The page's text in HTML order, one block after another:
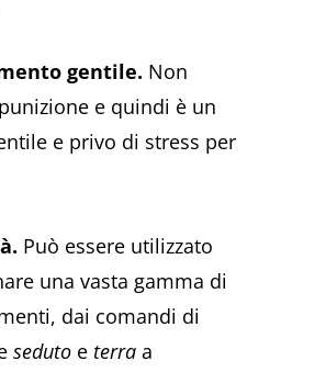
gentile. Non
e quindi è un
e privo di stress per
Può essere utilizzato
una vasta gamma di
dai comandi di
seduto e terra a